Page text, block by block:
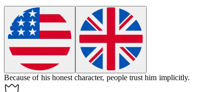
Because of his honestcharacter, people trust him implicitly.